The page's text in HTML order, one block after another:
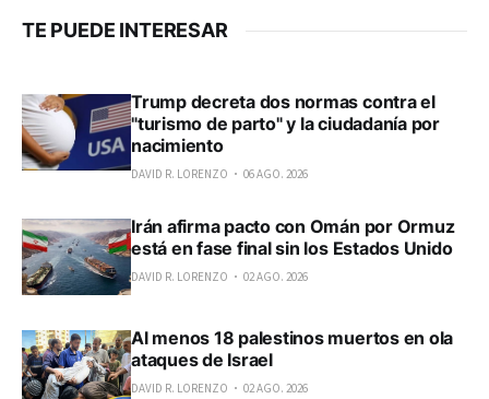
TE PUEDE INTERESAR
Trump decreta dos normas contra el
"turismo de parto" y la ciudadanía por
nacimiento
DAVID R. LORENZO 06 AGO. 2026
Irán afirma pacto con Omán por Ormuz
está en fase final sin los Estados Unido
DAVID R. LORENZO 02 AGO. 2026
Al menos 18 palestinos muertos en ola
ataques de Israel
DAVID R. LORENZO 02 AGO. 2026